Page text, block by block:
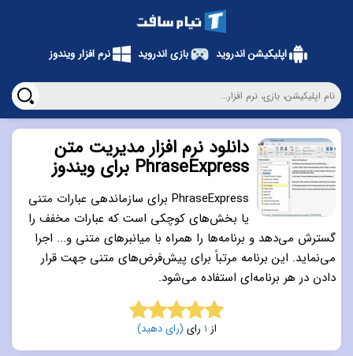
دانلود نرم افزار مدیریت متن
PhraseExpress برای ویندوز
PhraseExpress برای سازماندهی عبارات متنی
یا بخش‌های کوچکی است که عبارات مخفف را
گسترش می‌دهد و برنامه‌ها را همراه با میانبرهای متنی و... اجرا
می‌نماید. این برنامه مرتباً برای پیش‌فرض‌های متنی جهت قرار
دادن در هر برنامه‌ای استفاده می‌شود.
5.0 از 5 از 1 رای (رای دهید)
اپلیکیشن اندروید بازی اندروید نرم افزار ویندوز